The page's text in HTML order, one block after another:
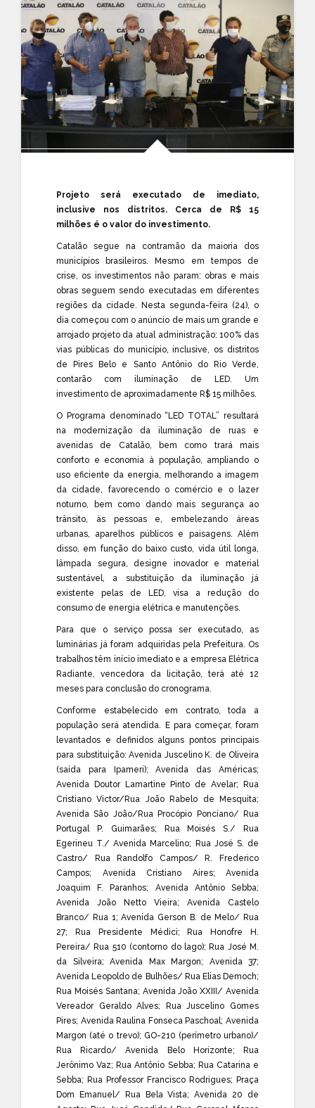
Projeto será executado de imediato,
inclusive nos distritos. Cerca de R$ 15
milhões é o valor do investimento.
Catalão segue na contramão da maioria dos
municípios brasileiros. Mesmo em tempos de
crise, os investimentos não param: obras e mais
obras seguem sendo executadas em diferentes
regiões da cidade. Nesta segunda-feira (24), o
dia começou com o anúncio de mais um grande e
arrojado projeto da atual administração: 100% das
vias públicas do município, inclusive, os distritos
de Pires Belo e Santo Antônio do Rio Verde,
contarão com iluminação de LED. Um
investimento de aproximadamente R$ 15 milhões.
O Programa denominado “LED TOTAL” resultará
na modernização da iluminação de ruas e
avenidas de Catalão, bem como trará mais
conforto e economia à população, ampliando o
uso eficiente da energia, melhorando a imagem
da cidade, favorecendo o comércio e o lazer
noturno, bem como dando mais segurança ao
trânsito, às pessoas e, embelezando áreas
urbanas, aparelhos públicos e paisagens. Além
disso, em função do baixo custo, vida útil longa,
lâmpada segura, designe inovador e material
sustentável, a substituição da iluminação já
existente pelas de LED, visa a redução do
consumo de energia elétrica e manutenções.
Para que o serviço possa ser executado, as
luminárias já foram adquiridas pela Prefeitura. Os
trabalhos têm início imediato e a empresa Elétrica
Radiante, vencedora da licitação, terá até 12
meses para conclusão do cronograma.
Conforme estabelecido em contrato, toda a
população será atendida. E para começar, foram
levantados e definidos alguns pontos principais
para substituição: Avenida Juscelino K. de Oliveira
(saída para Ipameri); Avenida das Américas;
Avenida Doutor Lamartine Pinto de Avelar; Rua
Cristiano Victor/Rua João Rabelo de Mesquita;
Avenida São João/Rua Procópio Ponciano/ Rua
Portugal P. Guimarães; Rua Moisés S./ Rua
Egerineu T./ Avenida Marcelino; Rua José S. de
Castro/ Rua Randolfo Campos/ R. Frederico
Campos; Avenida Cristiano Aires; Avenida
Joaquim F. Paranhos; Avenida Antônio Sebba;
Avenida João Netto Vieira; Avenida Castelo
Branco/ Rua 1; Avenida Gerson B. de Melo/ Rua
27; Rua Presidente Médici; Rua Honofre H.
Pereira/ Rua 510 (contorno do lago); Rua José M.
da Silveira; Avenida Max Margon; Avenida 37;
Avenida Leopoldo de Bulhões/ Rua Elias Democh;
Rua Moisés Santana; Avenida João XXIII/ Avenida
Vereador Geraldo Alves; Rua Juscelino Gomes
Pires; Avenida Raulina Fonseca Paschoal; Avenida
Margon (até o trevo); GO-210 (perímetro urbano)/
Rua Ricardo/ Avenida Belo Horizonte; Rua
Jerônimo Vaz; Rua Antônio Sebba; Rua Catarina e
Sebba; Rua Professor Francisco Rodrigues; Praça
Dom Emanuel/ Rua Bela Vista; Avenida 20 de